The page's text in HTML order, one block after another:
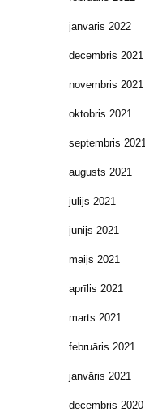
janvāris 2022
decembris 2021
novembris 2021
oktobris 2021
septembris 2021
augusts 2021
jūlijs 2021
jūnijs 2021
maijs 2021
aprīlis 2021
marts 2021
februāris 2021
janvāris 2021
decembris 2020